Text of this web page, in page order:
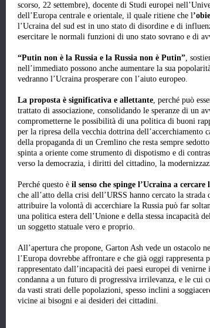
scorso, 22 settembre), docente di Studi europei
dell’Europa centrale e orientale, il quale ritiene che l
l’Ucraina del sud est in uno stato di disordine e di
esercitare le normali funzioni di uno stato sovrano e di
“Putin non è la Russia e la Russia non è Putin”,
nell’immediato possono anche aumentare la sua
vedranno l’Ucraina prosperare con l’aiuto europeo.
La proposta è significativa e allettante, perché può
trattato di associazione, consolidando le speranze di un
comprometterne le possibilità di una politica di buoni
per la ripresa della vecchia dottrina dell’accerchiamento
della propaganda di un Cremlino che resta sempre
spinta a oriente come strumento di dispotismo e di
verso la democrazia, i diritti del cittadino, la
Perché questo è il senso che spinge l’Ucraina a cercare
che all’atto della crisi dell’URSS hanno cercato la
attribuire la volontà di accerchiare la Russia può far
una politica estera dell’Unione e della stessa incapacità
un soggetto statuale vero e proprio.
All’apertura che propone, Garton Ash vede un ostacolo
l’Europa dovrebbe affrontare e che già oggi
rappresentato dall’incapacità dei paesi europei di
condanna a un futuro di progressiva irrilevanza, e le cui
da vasti strati delle popolazioni, spesso inclini a
vicine ai bisogni e ai desideri dei cittadini.